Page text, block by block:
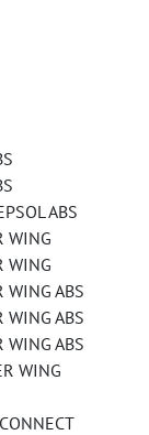
ABS
ABS
ABS
ABS
WING